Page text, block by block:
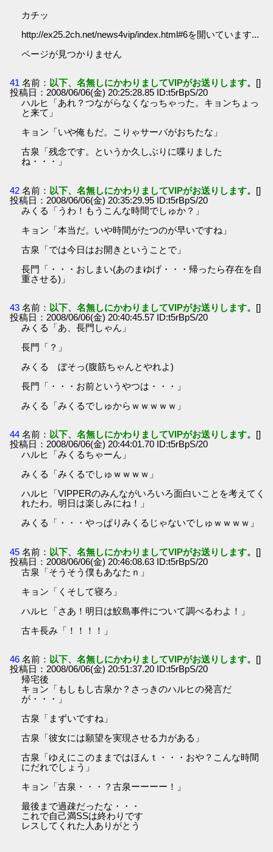
カチッ
http://ex25.2ch.net/news4vip/index.html#6を開いています...
ページが見つかりません
41 名前： 以下、名無しにかわりましてVIPがお送りします。 []
投稿日：2008/06/06(金) 20:25:28.85 ID:t5rBpS/20
ハルヒ「あれ？つながらなくなっちゃった。キョンちょっ
と来て」
キョン「いや俺もだ。こりゃサーバがおちたな」
古泉「残念です。というか久しぶりに喋りました
ね・・・」
42 名前： 以下、名無しにかわりましてVIPがお送りします。 []
投稿日：2008/06/06(金) 20:35:29.95 ID:t5rBpS/20
みくる「うわ！もうこんな時間でしゅか？」
キョン「本当だ。いや時間がたつのが早いですね」
古泉「では今日はお開きということで」
長門「・・・おしまい(あのまゆげ・・・帰ったら存在を自
重させる)」
43 名前： 以下、名無しにかわりましてVIPがお送りします。 []
投稿日：2008/06/06(金) 20:40:45.57 ID:t5rBpS/20
みくる「あ、長門しゃん」
長門「？」
みくる ぼそっ(腹筋ちゃんとやれよ)
長門「・・・お前というやつは・・・」
みくる「みくるでしゅからｗｗｗｗｗ」
44 名前： 以下、名無しにかわりましてVIPがお送りします。 []
投稿日：2008/06/06(金) 20:44:01.70 ID:t5rBpS/20
ハルヒ「みくるちゃーん」
みくる「みくるでしゅｗｗｗｗ」
ハルヒ「VIPPERのみんながいろいろ面白いことを考えてく
れたわ。明日は楽しみにね！」
みくる「・・・やっぱりみくるじゃないでしゅｗｗｗｗ」
45 名前： 以下、名無しにかわりましてVIPがお送りします。 []
投稿日：2008/06/06(金) 20:46:08.63 ID:t5rBpS/20
古泉「そうそう僕もあなたｎ」
キョン「くそして寝ろ」
ハルヒ「さあ！明日は鮫島事件について調べるわよ！」
古キ長み「！！！！」
46 名前： 以下、名無しにかわりましてVIPがお送りします。 []
投稿日：2008/06/06(金) 20:51:37.20 ID:t5rBpS/20
帰宅後
キョン「もしもし古泉か？さっきのハルヒの発言だ
が・・・」
古泉「まずいですね」
古泉「彼女には願望を実現させる力がある」
古泉「ゆえにこのままではほんｔ・・・おや？こんな時間
にだれでしょう」
キョン「古泉・・・？古泉ーーーー！」
最後まで過疎だったな・・・
これで自己満SSは終わりです
レスしてくれた人ありがとう